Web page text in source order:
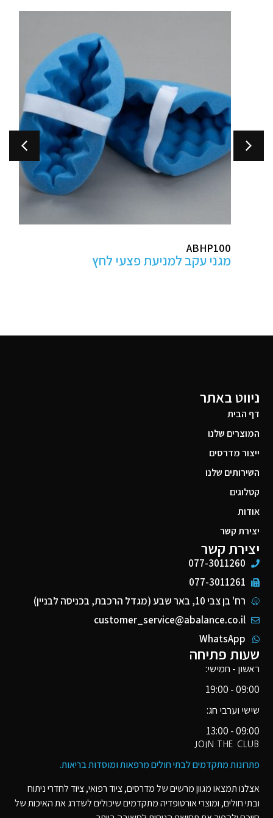
ABHP100
מגני עקב למניעת פצעי לחץ
ניווט באתר
דף הבית
המוצרים שלנו
ייצור מדרסים
השירותים שלנו
קטלוגים
אודות
יצירת קשר
יצירת קשר
077-3011260
077-3011261
רח' בן צבי 10, באר שבע (מגדל הרכבת, בכניסה לבניין)
customer_service@abalance.co.il
WhatsApp
שעות פתיחה
ראשון - חמישי:
09:00 - 19:00
שישי וערבי חג:
09:00 - 13:00
JOIN THE CLUB
פתרונות מתקדמים לבתי חולים מרפאות ומוסדות בריאות​.
אצלנו תמצאו מגוון מרשים של מדרסים, ציוד רפואי, ציוד לחדרי ניתוח
ובתי חולים, ומוצרי אורטופדיה מתקדמים שיכולים לשדרג את האיכות של